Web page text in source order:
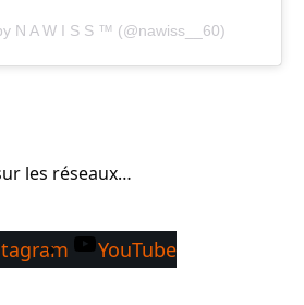
N A W I S S ™ (@nawiss__60)
les réseaux…
YouTube